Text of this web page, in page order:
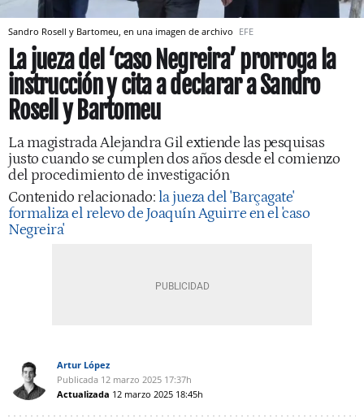
Sandro Rosell y Bartomeu, en una imagen de archivo EFE
La jueza del ‘caso Negreira’ prorroga la
instrucción y cita a declarar a Sandro
Rosell y Bartomeu
La magistrada Alejandra Gil extiende las pesquisas
justo cuando se cumplen dos años desde el comienzo
del procedimiento de investigación
Contenido relacionado: la jueza del 'Barçagate'
formaliza el relevo de Joaquín Aguirre en el 'caso
Negreira'
Artur López
Publicada 12 marzo 2025 17:37h
Actualizada 12 marzo 2025 18:45h